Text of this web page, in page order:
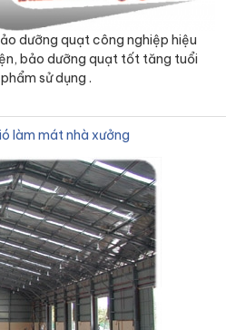
dưỡng quạt công nghiệp hiệu
bảo dưỡng quạt tốt tăng tuổi
sử dụng .
làm mát nhà xưởng